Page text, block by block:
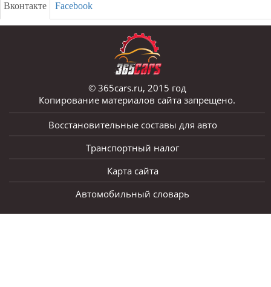
Вконтакте Facebook
© 365cars.ru, 2015 год
Копирование материалов сайта запрещено.
Восстановительные составы для авто
Транспортный налог
Карта сайта
Автомобильный словарь